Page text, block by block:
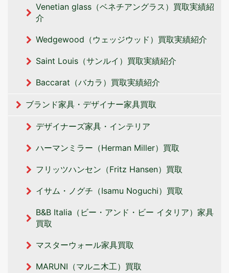
Venetian glass（ベネチアングラス）買取実績紹
介
Wedgewood（ウェッジウッド）買取実績紹介
Saint Louis（サンルイ）買取実績紹介
Baccarat（バカラ）買取実績紹介
ブランド家具・デザイナー家具買取
デザイナーズ家具・インテリア
ハーマンミラー（Herman Miller）買取
フリッツハンセン（Fritz Hansen）買取
イサム・ノグチ（Isamu Noguchi）買取
B&B Italia（ビー・アンド・ビー イタリア‎）家具
買取
マスターウォール家具買取
MARUNI（マルニ木工）買取